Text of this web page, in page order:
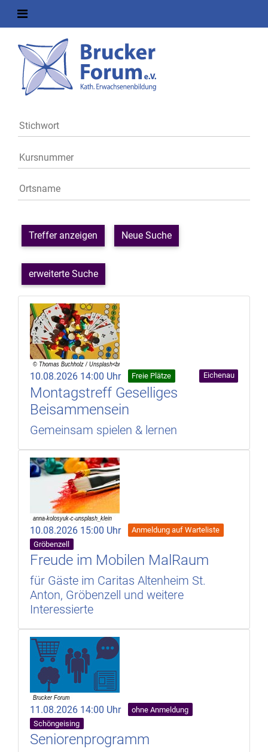
Treffer anzeigen Neue Suche
erweiterte Suche
10.08.2026 14:00 Uhr Freie Plätze Eichenau
Montagstreff Geselliges
Beisammensein
Gemeinsam spielen & lernen
10.08.2026 15:00 Uhr
Anmeldung auf Warteliste
Gröbenzell
Freude im Mobilen MalRaum
für Gäste im Caritas Altenheim St.
Anton, Gröbenzell und weitere
Interessierte
11.08.2026 14:00 Uhr
ohne Anmeldung
Schöngeising
Seniorenprogramm